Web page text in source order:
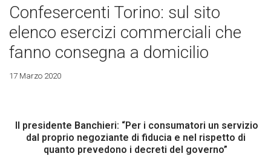
Confesercenti Torino: sul sito
elenco esercizi commerciali che
fanno consegna a domicilio
17 Marzo 2020
Il presidente Banchieri: “Per i consumatori un servizio
dal proprio negoziante di fiducia e nel rispetto di
quanto prevedono i decreti del governo”